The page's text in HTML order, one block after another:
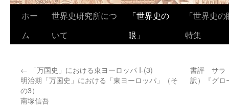
ン
ツ
ホー
ム
世界史研究所につ
いて
「世界史の
眼」
「世界史
特集
← 「万国史」における東ヨーロッパ I-(3)
明治期「万国史」における「東ヨーロッパ」（そ
の3）
南塚信吾
書評 サラ
訳）『グ